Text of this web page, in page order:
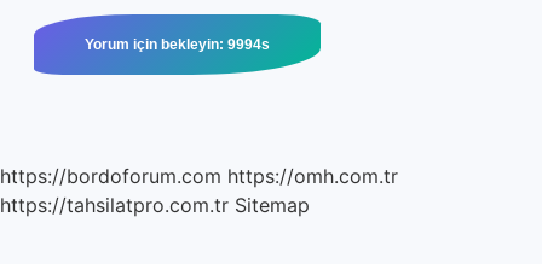
https://bordoforum.com https://omh.com.tr
https://tahsilatpro.com.tr Sitemap